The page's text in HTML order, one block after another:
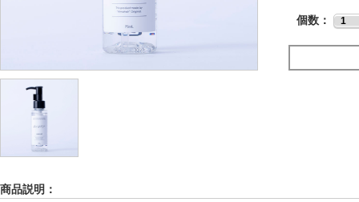
個数：
商品説明：